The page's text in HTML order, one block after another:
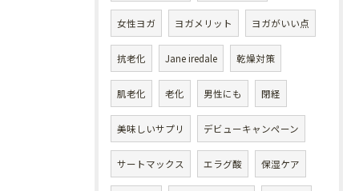
女性ヨガ ヨガメリット ヨガがいい点
抗老化 Jane iredale 乾燥対策
肌老化 老化 男性にも 閉経
美味しいサプリ デビューキャンペーン
サートマックス エラグ酸 保湿ケア